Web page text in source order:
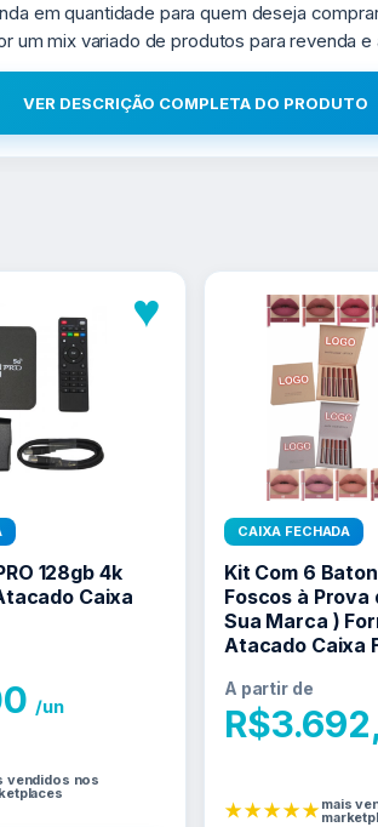
em quantidade para quem deseja
um mix variado de produtos para revenda
VER DESCRIÇÃO COMPLETA DO PRODUTO
♥
128gb 4k
Caixa
/un
vendidos nos
CAIXA FECHADA
Kit Com 6
Foscos à Prova
Sua Marca )
Atacado Caixa
A partir de
R$
★★★★★mais